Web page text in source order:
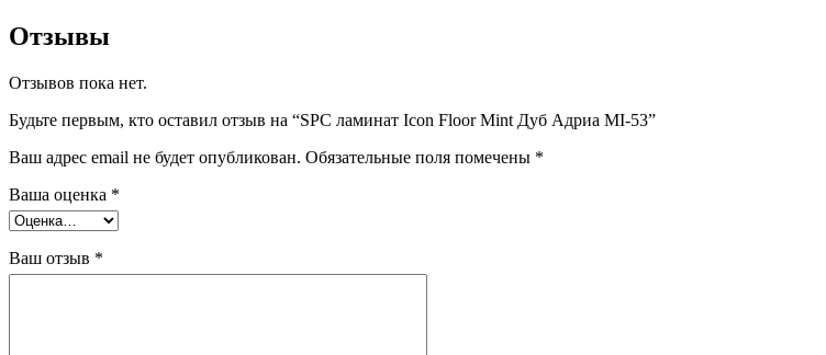
Отзывы
Отзывов пока нет.
Будьте первым, кто оставил отзыв на “SPC ламинат Icon Floor Mint Дуб Адриа MI-53”
Ваш адрес email не будет опубликован. Обязательные поля помечены *
Ваша оценка *
Ваш отзыв *